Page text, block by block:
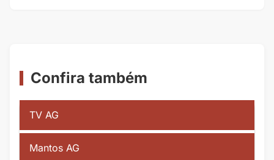
Confira também
TV AG
Mantos AG